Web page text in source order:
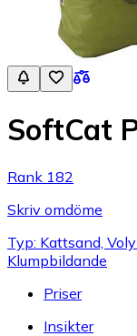
SoftCat
Rank 182
Skriv omdöme
Typ: Kattsand,
Klumpbildande
Priser
Insikter